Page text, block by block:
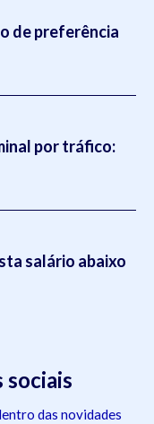
de preferência
por tráfico:
salário abaixo
sociais
das novidades